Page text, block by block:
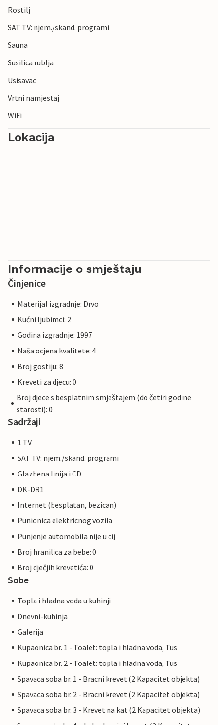
Rostilj
SAT TV: njem./skand. programi
Sauna
Susilica rublja
Usisavac
Vrtni namjestaj
WiFi
Lokacija
Informacije o smještaju
Činjenice
Materijal izgradnje: Drvo
Kućni ljubimci: 2
Godina izgradnje: 1997
Naša ocjena kvalitete: 4
Broj gostiju: 8
Kreveti za djecu: 0
Broj djece s besplatnim smještajem (do četiri godine
starosti): 0
Sadržaji
1 TV
SAT TV: njem./skand. programi
Glazbena linija i CD
DK-DR1
Internet (besplatan, bezican)
Punionica elektricnog vozila
Punjenje automobila nije u cij
Broj hranilica za bebe: 0
Broj dječjih krevetića: 0
Sobe
Topla i hladna voda u kuhinji
Dnevni-kuhinja
Galerija
Kupaonica br. 1 - Toalet: topla i hladna voda, Tus
Kupaonica br. 2 - Toalet: topla i hladna voda, Tus
Spavaca soba br. 1 - Bracni krevet (2 Kapacitet objekta)
Spavaca soba br. 2 - Bracni krevet (2 Kapacitet objekta)
Spavaca soba br. 3 - Krevet na kat (2 Kapacitet objekta)